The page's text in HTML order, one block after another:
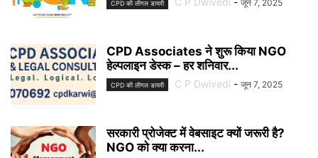
CPD की लीगल डायरी जून 7, 2025
CPD Associates ने शुरू किया NGO
हेल्पलाइन डेस्क – हर शनिवार...
CPD की लीगल डायरी C P Dwivedi - जून 7, 2025
सरकारी प्रोजेक्ट में वेबसाइट क्यों जरूरी है?
NGO को क्या करना...